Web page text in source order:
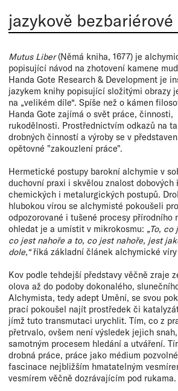
jazykově bezbariérové
Mutus Liber(Němá kniha, 1677) je
popisující návod na zhotovení kamene
Handa Gote Research & Development je
jazykem knihy popisující složitými obrazy
na „velikém díle“. Spíše než o kámen
Handa Gote zajímá o svět práce, činnosti,
rukodělnosti. Prostřednictvím odkazů na
drobných činností a výroby se v
opětovné "zakouzlení práce".
Hermetické postupy barokní alchymie v
duchovní praxi i skvělou znalost dobových
chemických i metalurgických postupů.
hlubokou vírou se alchymisté pokoušeli
odpozorované i tušené procesy přírodního
ohledat je a umístit v mikrokosmu: „To,
co jest nahoře a to, co jest nahoře, jest
dole,“říká základní článek alchymické víry
Kov podle tehdejší představy věčně zraje
olova až do podoby dokonalého,
Alchymista, tedy adept Umění, se svou
prací pokoušel najít prostředek či
jímž tuto transmutaci urychlit. Tím, co z
přetrvalo, ovšem není výsledek jejich
samotným procesem hledání a utváření.
drobná práce, práce jako médium
fascinace nejbližším hmatatelným
vesmírem věčně dozrávajícím pod rukama.